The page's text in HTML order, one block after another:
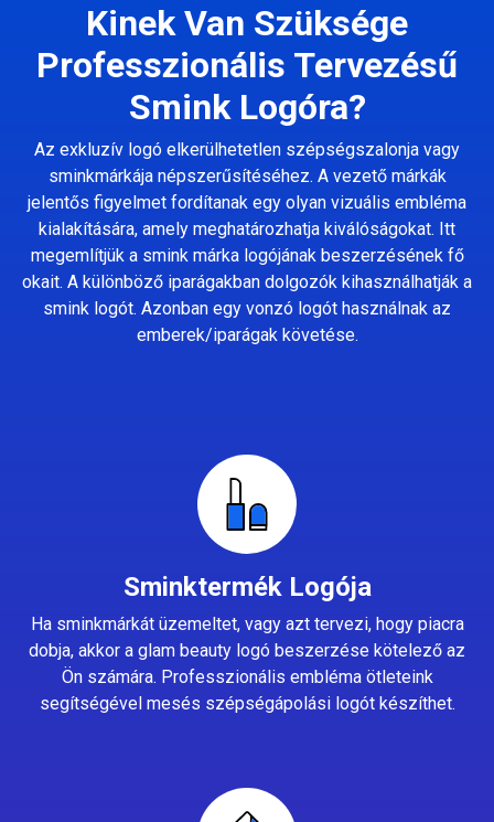
Kinek Van Szüksége
Professzionális Tervezésű
Smink Logóra?
Az exkluzív logó elkerülhetetlen szépségszalonja vagy
sminkmárkája népszerűsítéséhez. A vezető márkák
jelentős figyelmet fordítanak egy olyan vizuális embléma
kialakítására, amely meghatározhatja kiválóságokat. Itt
megemlítjük a smink márka logójának beszerzésének fő
okait. A különböző iparágakban dolgozók kihasználhatják a
smink logót. Azonban egy vonzó logót használnak az
emberek/iparágak követése.
Sminktermék Logója
Ha sminkmárkát üzemeltet, vagy azt tervezi, hogy piacra
dobja, akkor a glam beauty logó beszerzése kötelező az
Ön számára. Professzionális embléma ötleteink
segítségével mesés szépségápolási logót készíthet.